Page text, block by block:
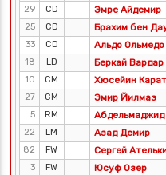
29
CD Эмре Айдемир
25
CD Брахим бен
33
CD Альдо Ольмедо
18
LD Беркай Вардар
10
CM Хюсейин
27
CM Эмир Йилмаз
5
RM Абдельмаджид
22
LM Азад Демир
82
FW Сергей
3
FW Юсуф Озер